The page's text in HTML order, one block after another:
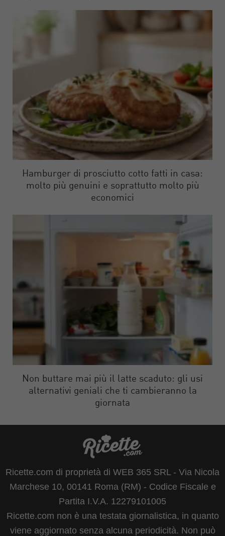
Hamburger di prosciutto cotto fatti in casa:
molto più genuini e soprattutto molto più
economici
Non buttare mai più il latte scaduto: gli usi
alternativi geniali che ti cambieranno la
giornata
Ricette.com di proprietà di WEB 365 SRL - Via Nicola
Marchese 10, 00141 Roma (RM) - Codice Fiscale e
Partita I.V.A. 12279101005
Ricette.com non è una testata giornalistica, in quanto
viene aggiornato senza alcuna periodicità. Non può